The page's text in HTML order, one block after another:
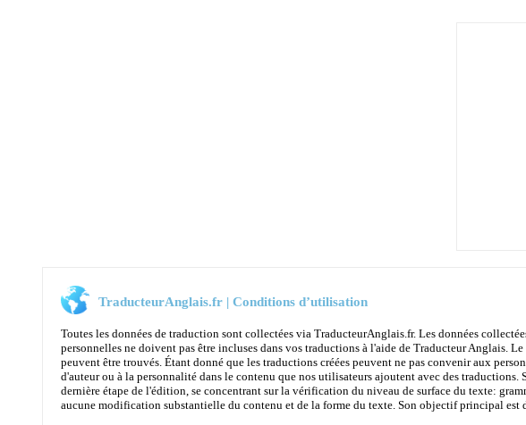
TraducteurAnglais.fr | Conditions d’utilisation
Toutes les données de traduction sont collectées via TraducteurAnglais.fr. Les données
personnelles ne doivent pas être incluses dans vos traductions à l'aide de Traducteur Anglais.
peuvent être trouvés. Étant donné que les traductions créées peuvent ne pas convenir aux
d'auteur ou à la personnalité dans le contenu que nos utilisateurs ajoutent avec des traductions.
dernière étape de l'édition, se concentrant sur la vérification du niveau de surface du texte:
aucune modification substantielle du contenu et de la forme du texte. Son objectif principal